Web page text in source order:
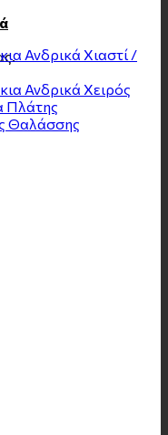
Ανδρικά Χιαστί /
Ανδρικά Χειρός
Πλάτης
Θαλάσσης